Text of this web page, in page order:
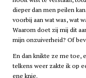
dieper dan men peilen
voorbij aan wat was, wat
Waarom doet zij mij dit
mijn onzuiverheid? Of
En dan knikte ze me toe,
telkens weer zakte ik op
ene knie.